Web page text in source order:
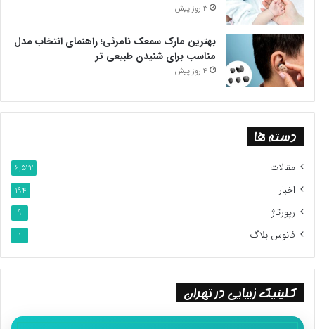
3 روز پیش
بهترین مارک سمعک نامرئی؛ راهنمای انتخاب مدل
مناسب برای شنیدن طبیعی تر
4 روز پیش
دسته ها
مقالات 6,522
اخبار 194
رپورتاژ 9
فانوس بلاگ 1
کلینیک زیبایی در تهران